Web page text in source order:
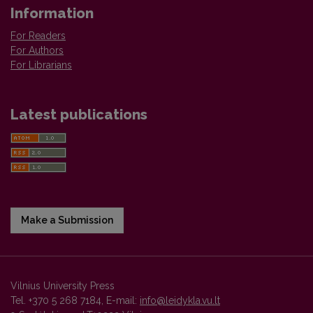
Information
For Readers
For Authors
For Librarians
Latest publications
Make a Submission
Vilnius University Press
Tel. +370 5 268 7184, E-mail: info@leidykla.vu.lt